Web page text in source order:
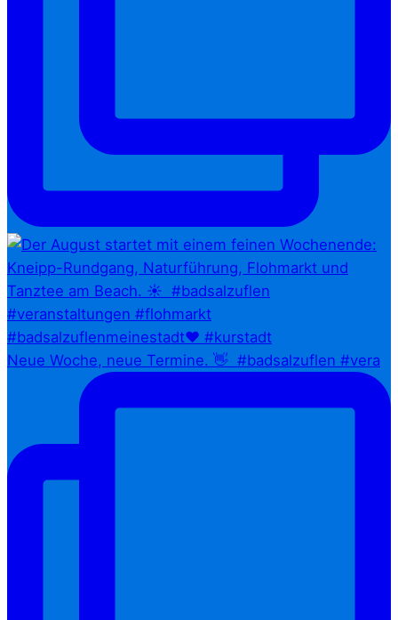
Neue Woche, neue Termine. 👋⁠ ⁠ #badsalzuflen #vera